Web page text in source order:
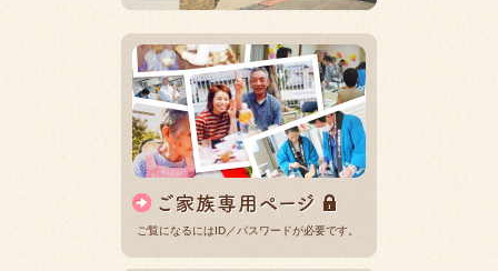
ご覧になるにはID／パスワードが必要です。